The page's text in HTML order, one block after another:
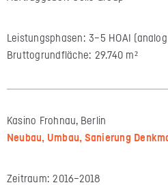
Leistungsphasen: 3–5 HOAI
Bruttogrundfläche: 29.740 m²
Kasino Frohnau, Berlin
Neubau, Umbau, Sanierung
Zeitraum: 2016–2018